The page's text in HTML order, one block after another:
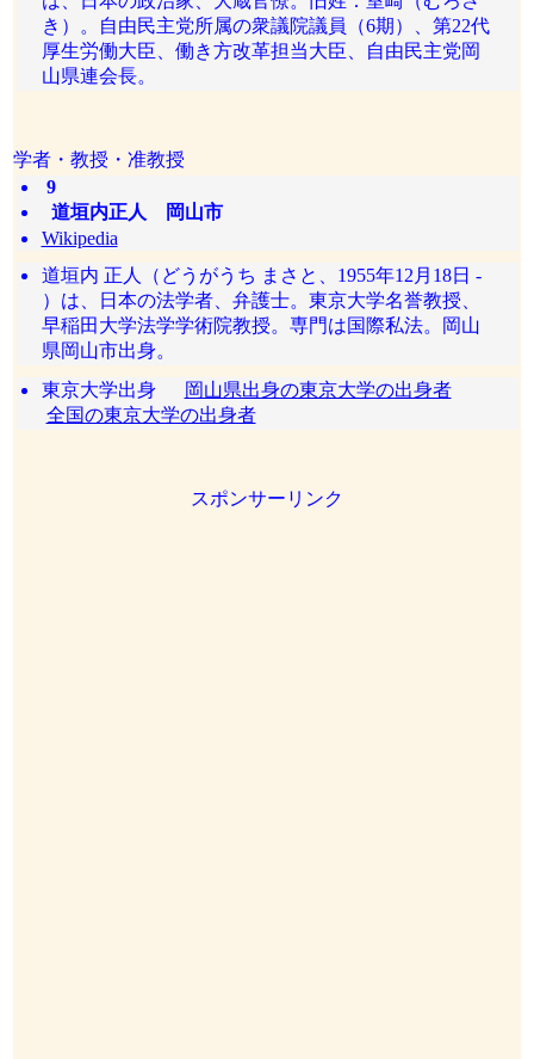
き）。自由民主党所属の衆議院議員（6期）、第22代
厚生労働大臣、働き方改革担当大臣、自由民主党岡
山県連会長。
学者・教授・准教授
9
道垣内正人 岡山市
Wikipedia
道垣内 正人（どうがうち まさと、1955年12月18日 -
）は、日本の法学者、弁護士。東京大学名誉教授、
早稲田大学法学学術院教授。専門は国際私法。岡山
県岡山市出身。
東京大学出身
岡山県出身の東京大学の出身者
全国の東京大学の出身者
スポンサーリンク